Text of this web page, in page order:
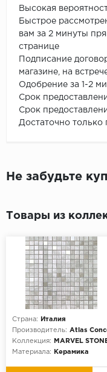
Высокая
Быстрое
вам за 2 минуты
странице
Подписание
магазине, на
Одобрение за 1-2
Срок
Срок
Достаточно только
Не забудьте
Товары из
Страна:
Италия
Производитель: Atlas
Коллекция:
MARVEL
Материала:
Керамика